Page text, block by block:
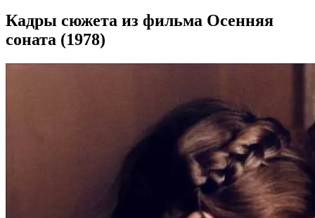
Кадры сюжета из фильма Осенняя
соната (1978)